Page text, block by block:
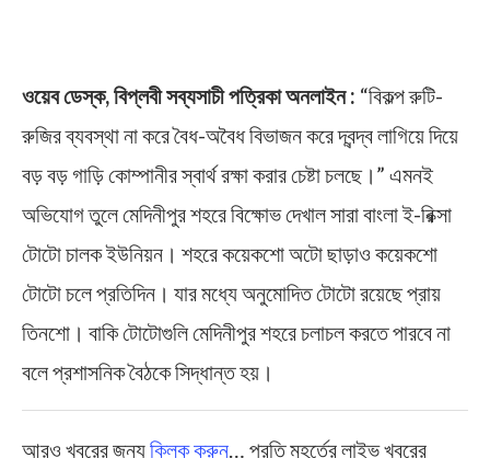
ওয়েব ডেস্ক, বিপ্লবী সব্যসাচী পত্রিকা অনলাইন : “বিকল্প রুটি-
রুজির ব্যবস্থা না করে বৈধ-অবৈধ বিভাজন করে দ্বন্দ্ব লাগিয়ে দিয়ে
বড় বড় গাড়ি কোম্পানীর স্বার্থ রক্ষা করার চেষ্টা চলছে।” এমনই
অভিযোগ তুলে মেদিনীপুর শহরে বিক্ষোভ দেখাল সারা বাংলা ই-রিক্সা
টোটো চালক ইউনিয়ন। শহরে কয়েকশো অটো ছাড়াও কয়েকশো
টোটো চলে প্রতিদিন। যার মধ্যে অনুমোদিত টোটো রয়েছে প্রায়
তিনশো। বাকি টোটোগুলি মেদিনীপুর শহরে চলাচল করতে পারবে না
বলে প্রশাসনিক বৈঠকে সিদ্ধান্ত হয়।
আরও খবরের জন্যক্লিক করুন… প্রতি মুহূর্তের লাইভ খবরের